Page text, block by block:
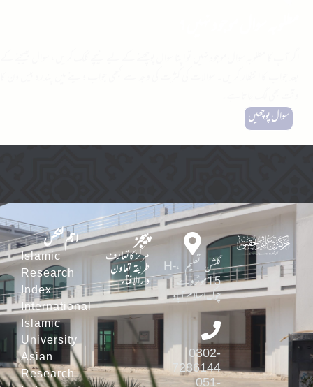
سوال پوچھیں
اہم لنکس
Islamic
Research
Index
International
Islamic
University
Asian
Research
پیجز
مرکز کاتعارف
طریقہ تعاون
دارالافتاء
گلشن تعلیم ،H-
15موٹروے
چوک اسلام آباد
0302-
7286144
051-